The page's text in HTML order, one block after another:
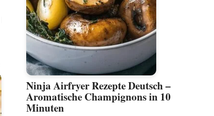
Ninja Airfryer Rezepte Deutsch –
Aromatische Champignons in 10
Minuten